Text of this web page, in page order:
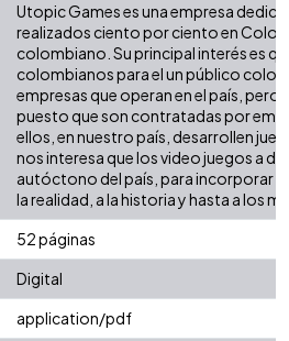
Utopic Games es una empresa
realizados ciento por ciento en
colombiano. Su principal interés es
colombianos para el un público
empresas que operan en el país,
puesto que son contratadas por
ellos, en nuestro país, desarrollen
nos interesa que los video juegos a
autóctono del país, para incorporar
la realidad, a la historia y hasta a los
52 páginas
Digital
application/pdf